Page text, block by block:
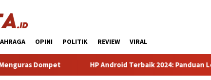
OPINI POLITIK REVIEW VIRAL
HP Android Terbaik 2024: Panduan Lengkap Pilih